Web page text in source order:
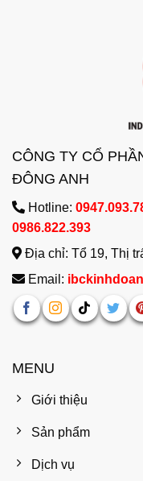
CÔNG TY CỔ
ĐÔNG ANH
Hotline:
0986.822.393
Địa chỉ: Tổ 19, Thị
Email:
MENU
Giới thiệu
Sản phẩm
Dịch vụ